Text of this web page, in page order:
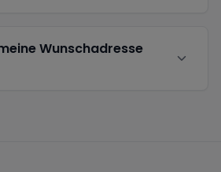
Wunschadresse